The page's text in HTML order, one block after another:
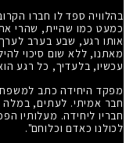
בהלוויה ספד לו חברו
כמעט כמו שהיית, שהרי
אותו רגע, שבע בערב
מאתנו, ללא שום סיכוי
עכשיו, בלעדיך, כל רגע
מפקד היחידה כתב
חבר אמיתי. לעתים,
חבריו ליחידה. מעלותיו
לכולנו כאדם וכלוחם".